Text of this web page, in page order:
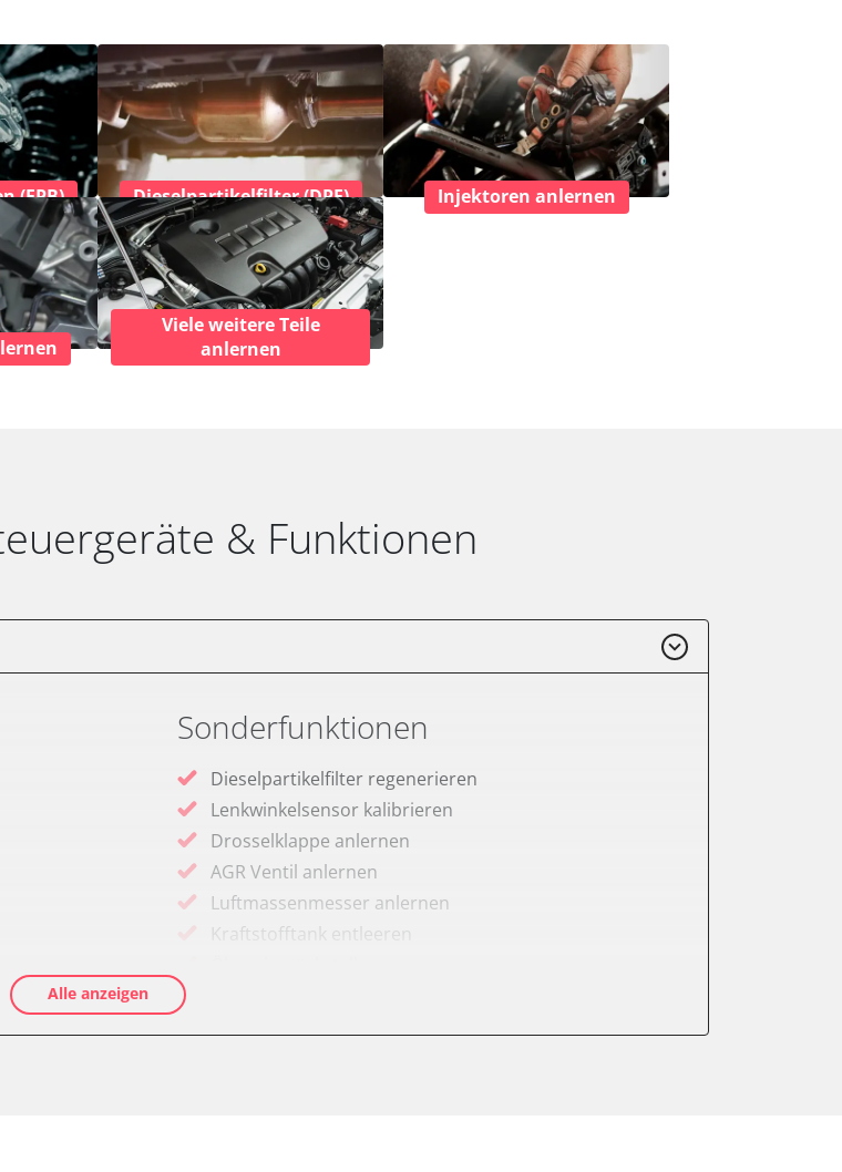
(EPB) Dieselpartikelfilter (DPF) Injektoren anlernen
Viele weitere Teile
anlernen
& Funktionen
Sonderfunktionen
Dieselpartikelfilter regenerieren
Lenkwinkelsensor kalibrieren
Drosselklappe anlernen
AGR Ventil anlernen
Luftmassenmesser anlernen
Kraftstofftank entleeren
Alle anzeigen